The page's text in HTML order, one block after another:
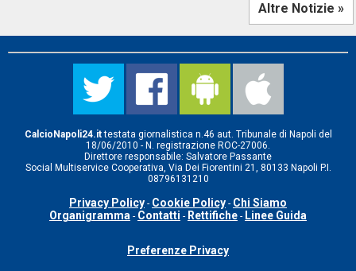
Altre Notizie »
CalcioNapoli24.ittestata giornalistica n.46 aut. Tribunale di Napoli del
18/06/2010 - N. registrazione ROC-27006.
Direttore responsabile: Salvatore Passante
Social Multiservice Cooperativa, Via Dei Fiorentini 21, 80133 Napoli P.I.
08796131210
Privacy Policy - Cookie Policy - Chi Siamo
Organigramma - Contatti - Rettifiche - Linee Guida
Preferenze Privacy